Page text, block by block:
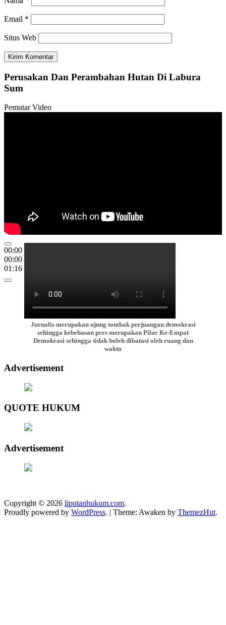
Email *
Situs Web
Perusakan Dan Perambahan Hutan Di Labura
Sum
Pemutar Video
00:00
00:00
01:16
Jurnalis merupakan ujung tombak perjuangan demokrasi
sehingga kebebasan pers merupakan Pilar Ke-Empat
Demokrasi sehingga tidak boleh dibatasi oleh ruang dan
waktu
Advertisement
QUOTE HUKUM
Advertisement
Copyright © 2026 liputanhukum.com.
Proudly powered by WordPress. | Theme: Awaken by ThemezHut.